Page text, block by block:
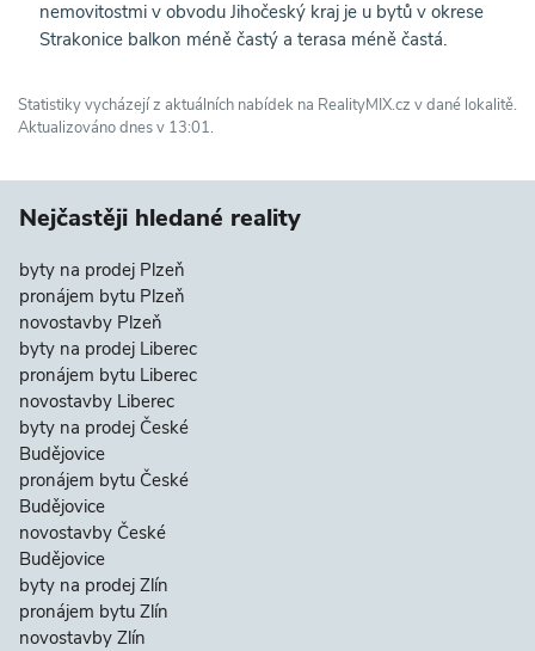
nemovitostmi v obvodu Jihočeský kraj je u bytů v okrese
Strakonice balkon méně častý a terasa méně častá.
Statistiky vycházejí z aktuálních nabídek na RealityMIX.cz v dané lokalitě.
Aktualizováno dnes v 13:01.
Nejčastěji hledané reality
byty na prodej Plzeň
pronájem bytu Plzeň
novostavby Plzeň
byty na prodej Liberec
pronájem bytu Liberec
novostavby Liberec
byty na prodej České
Budějovice
pronájem bytu České
Budějovice
novostavby České
Budějovice
byty na prodej Zlín
pronájem bytu Zlín
novostavby Zlín